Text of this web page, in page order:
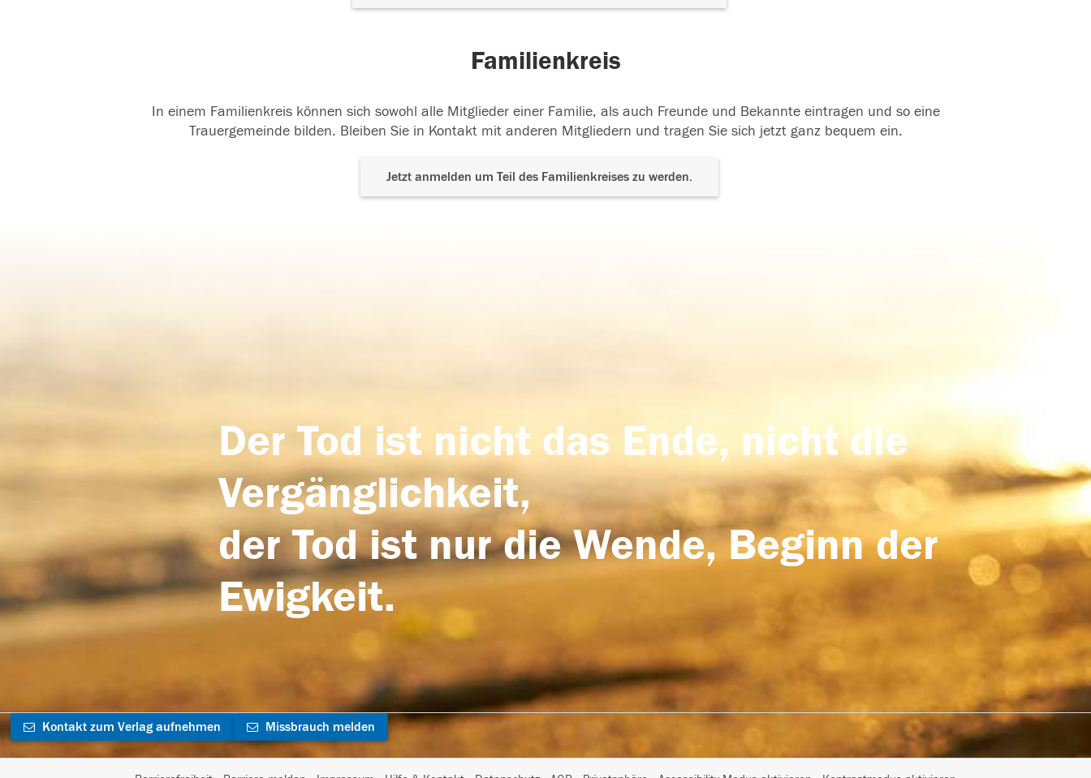
Familienkreis
In einem Familienkreis können sich sowohl alle Mitglieder einer Familie, als auch Freunde und Bekannte eintragen und so eine
Trauergemeinde bilden. Bleiben Sie in Kontakt mit anderen Mitgliedern und tragen Sie sich jetzt ganz bequem ein.
Jetzt anmelden um Teil des Familienkreises zu werden.
Der Tod ist nicht das Ende, nicht die
Vergänglichkeit,
der Tod ist nur die Wende, Beginn der
Ewigkeit.
Kontakt zum Verlag aufnehmen Missbrauch melden